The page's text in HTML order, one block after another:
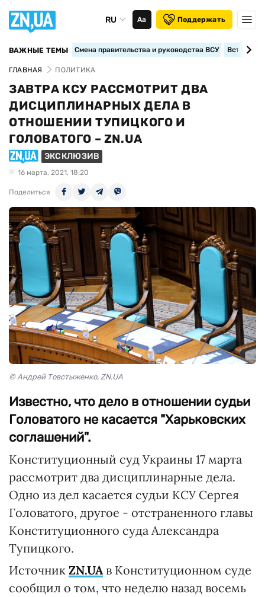
RU Аа Поддержать
ВАЖНЫЕ ТЕМЫ Смена правительства и руководства ВСУ
ГЛАВНАЯ ПОЛИТИКА
ЗАВТРА КСУ РАССМОТРИТ ДВА
ДИСЦИПЛИНАРНЫХ ДЕЛА В
ОТНОШЕНИИ ТУПИЦКОГО И
ГОЛОВАТОГО – ZN.UA
ЭКСКЛЮЗИВ
16 марта, 2021, 18:20
Поделиться
© Андрей Товстыженко, ZN.UA
Известно, что дело в отношении судьи
Головатого не касается "Харьковских
соглашений".
Конституционный суд Украины 17 марта
рассмотрит два дисциплинарные дела.
Одно из дел касается судьи КСУ Сергея
Головатого, другое - отстраненного главы
Конституционного суда Александра
Тупицкого.
Источник ZN.UAв Конституционном суде
сообщил о том, что неделю назад восемь